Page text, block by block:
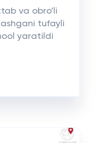
va obro'li
tufayli
yaratildi